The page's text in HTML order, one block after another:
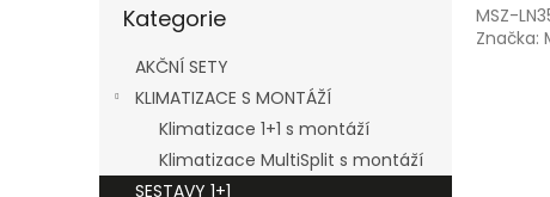
kategorie
Kategorie
AKČNÍ SETY
KLIMATIZACE S MONTÁŽÍ
Klimatizace 1+1 s montáží
Klimatizace MultiSplit s montáží
SESTAVY 1+1
MSZ-
Značka: